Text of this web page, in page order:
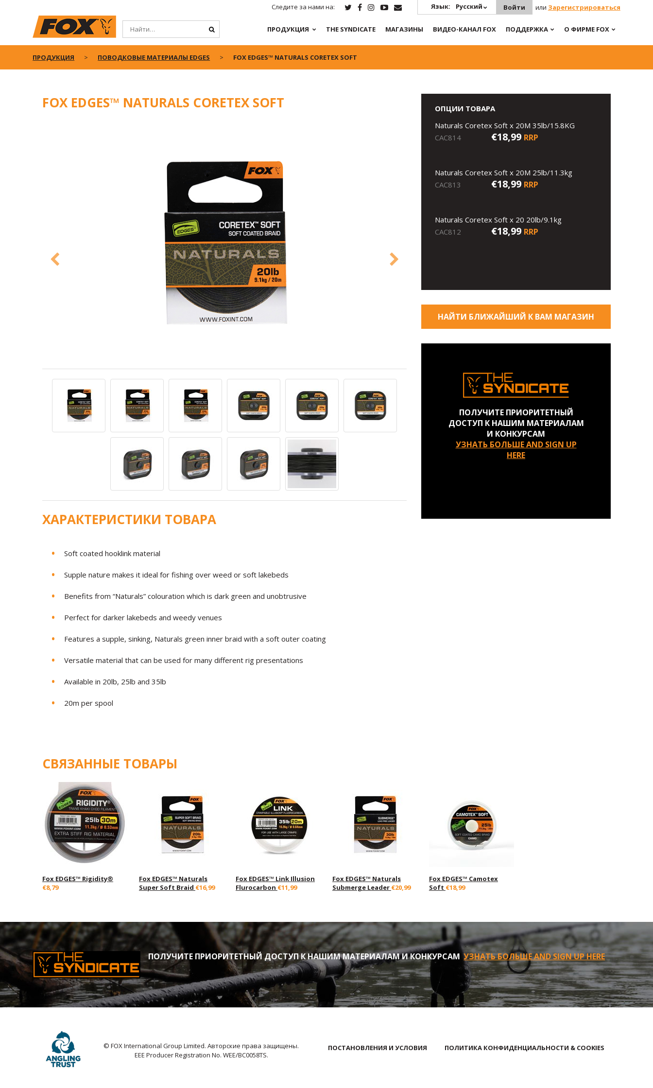
Следите за нами на: Язык: Русский Войти или Зарегистрироваться
ПРОДУКЦИЯ THE SYNDICATE МАГАЗИНЫ ВИДЕО-КАНАЛ FOX ПОДДЕРЖКА О ФИРМЕ FOX
ПРОДУКЦИЯ ПОВОДКОВЫЕ МАТЕРИАЛЫ EDGES FOX EDGES™ NATURALS CORETEX SOFT
FOX EDGES™ NATURALS CORETEX SOFT
ХАРАКТЕРИСТИКИ ТОВАРА
Soft coated hooklink material
Supple nature makes it ideal for fishing over weed or soft lakebeds
Benefits from “Naturals” colouration which is dark green and unobtrusive
Perfect for darker lakebeds and weedy venues
Features a supple, sinking, Naturals green inner braid with a soft outer coating
Versatile material that can be used for many different rig presentations
Available in 20lb, 25lb and 35lb
20m per spool
ОПЦИИ ТОВАРА
Naturals Coretex Soft x 20M 35lb/15.8KG
CAC814
€18,99 RRP
Naturals Coretex Soft x 20M 25lb/11.3kg
CAC813
€18,99 RRP
Naturals Coretex Soft x 20 20lb/9.1kg
CAC812
€18,99 RRP
НАЙТИ БЛИЖАЙШИЙ К ВАМ МАГАЗИН
ПОЛУЧИТЕ ПРИОРИТЕТНЫЙ
ДОСТУП К НАШИМ МАТЕРИАЛАМ
И КОНКУРСАМ
УЗНАТЬ БОЛЬШЕ AND SIGN UP
HERE
СВЯЗАННЫЕ ТОВАРЫ
Fox EDGES™ Rigidity®
€8,79
Fox EDGES™ Naturals
Super Soft Braid €16,99
Fox EDGES™ Link Illusion
Flurocarbon €11,99
Fox EDGES™ Naturals
Submerge Leader €20,99
Fox EDGES™ Camotex
Soft €18,99
ПОЛУЧИТЕ ПРИОРИТЕТНЫЙ ДОСТУП К НАШИМ МАТЕРИАЛАМ И КОНКУРСАМ УЗНАТЬ БОЛЬШЕ AND SIGN UP HERE
© FOX International Group Limited. Авторские права защищены.
EEE Producer Registration No. WEE/BC0058TS.
ПОСТАНОВЛЕНИЯ И УСЛОВИЯ ПОЛИТИКА КОНФИДЕНЦИАЛЬНОСТИ & COOKIES